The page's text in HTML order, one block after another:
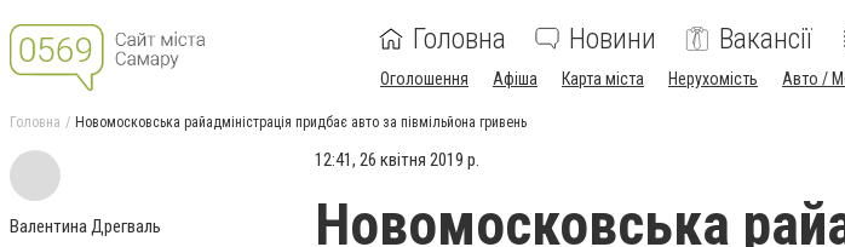
Головна Новини Вакансії
Оголошення Афіша Карта міста Нерухомість Авто /
Головна Новомосковська райадміністрація придбає авто за півмільйона гривень
Валентина Дрегваль
12:41, 26 квітня 2019 р.
Новомосковська